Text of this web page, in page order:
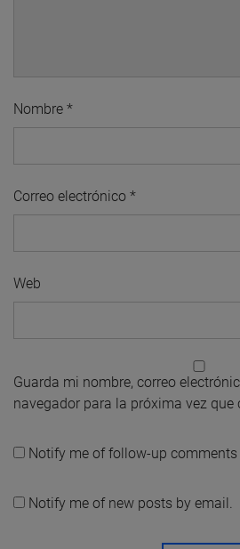
Nombre *
Correo electrónico *
Web
Guarda mi nombre, correo
navegador para la próxima vez que
Notify me of follow-up comments
Notify me of new posts by email.